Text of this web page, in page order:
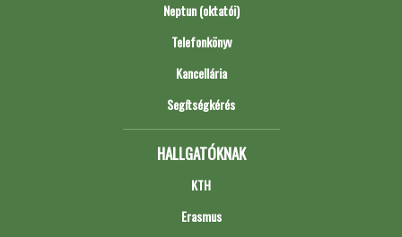
Neptun (oktatói)
Telefonkönyv
Kancellária
Segítségkérés
HALLGATÓKNAK
KTH
Erasmus